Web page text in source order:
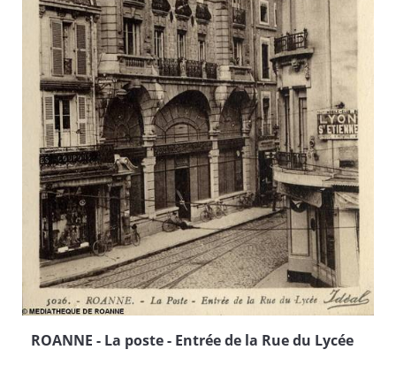
ROANNE - La poste - Entrée de la Rue du Lycée